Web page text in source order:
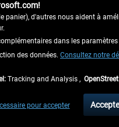
légales
échéant, frais de remboursement,
veuillez consulter les
d'autres nous aident à
dans les
des données. Consultez notre
Tracking and Analysis ,
pour accepter